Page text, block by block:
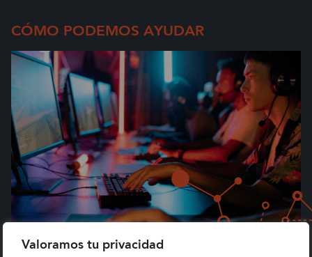
Valoramos tu privacidad
CÓMO PODEMOS AYUDAR